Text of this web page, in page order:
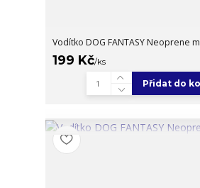
Vodítko DOG FANTASY Neoprene
199 Kč/ks
Přidat do